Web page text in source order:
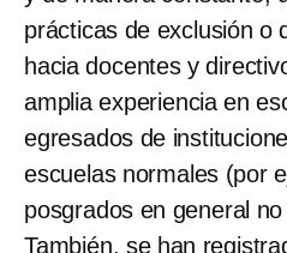
prácticas de exclusión o
hacia docentes y
amplia experiencia en
egresados de
escuelas normales (por
posgrados en general
También, se han